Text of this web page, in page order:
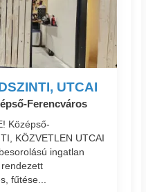
UTCAI
Ferencváros
Középső-
KÖZVETLEN UTCAI
ingatlan
fűtése...